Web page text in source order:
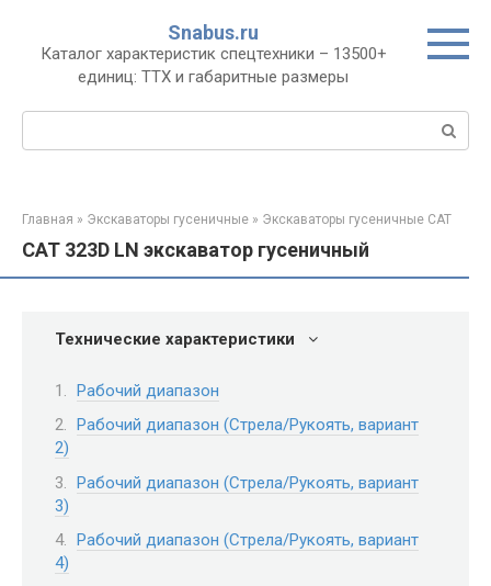
контенту
Snabus.ru
Каталог характеристик спецтехники – 13500+
единиц: ТТХ и габаритные размеры
Главная » Экскаваторы гусеничные » Экскаваторы гусеничные CAT
CAT 323D LN экскаватор гусеничный
Технические характеристики
Рабочий диапазон
Рабочий диапазон (Стрела/Рукоять, вариант
2)
Рабочий диапазон (Стрела/Рукоять, вариант
3)
Рабочий диапазон (Стрела/Рукоять, вариант
4)